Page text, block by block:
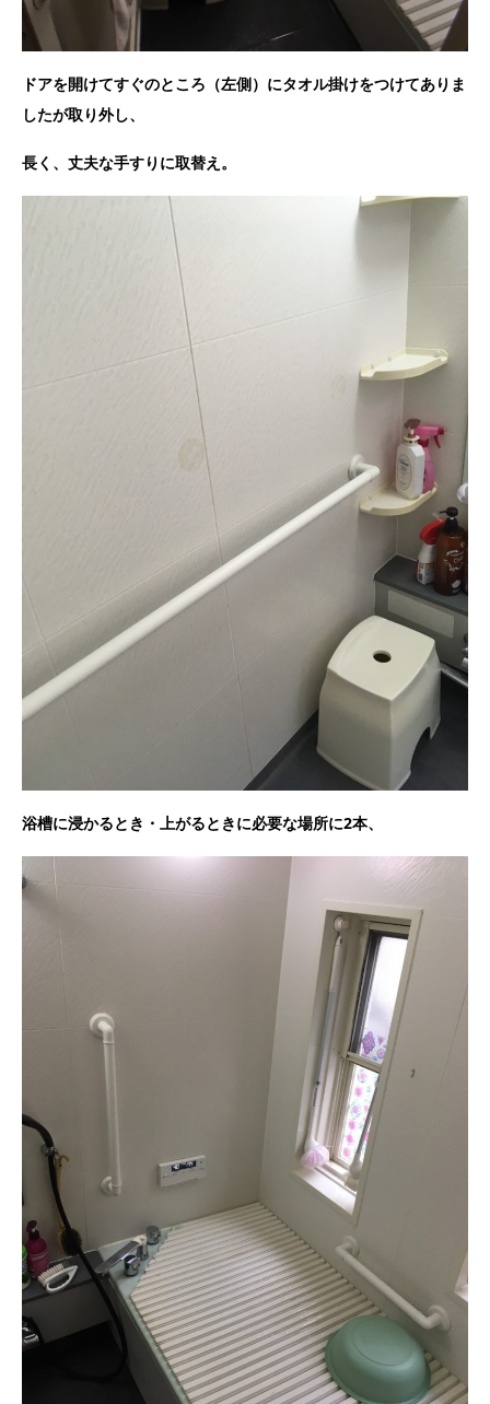
ドアを開けてすぐのところ（左側）にタオル掛けをつけてありま
したが取り外し、
長く、丈夫な手すりに取替え。
浴槽に浸かるとき・上がるときに必要な場所に2本、